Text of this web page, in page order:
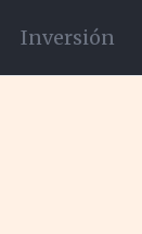
Inversión